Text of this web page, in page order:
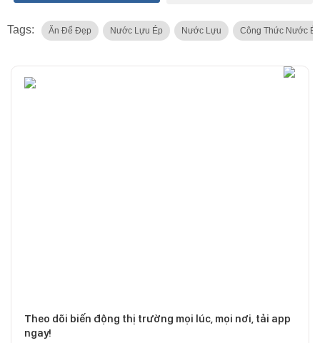
Tags: Ăn Để Đẹp Nước Lựu Ép Nước Lựu Công Thức Nước
Theo dõi biến động thị trường mọi lúc, mọi nơi, tải app
ngay!